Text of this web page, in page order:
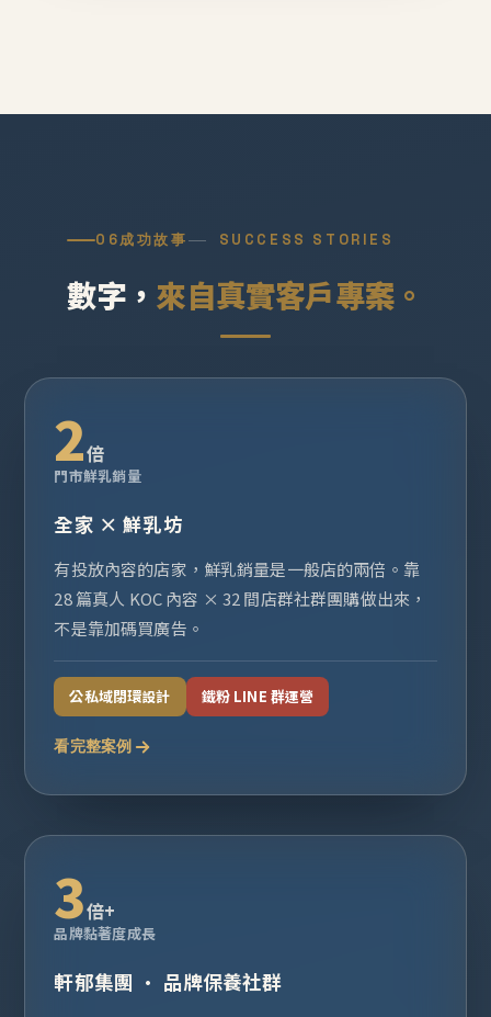
06成功故事 SUCCESS STORIES
數字， 來自真實客戶專案。
2倍
門市鮮乳銷量
全家 × 鮮乳坊
有投放內容的店家，鮮乳銷量是一般店的兩倍。靠
28 篇真人 KOC 內容 × 32 間店群社群團購做出來，
不是靠加碼買廣告。
公私域閉環設計 鐵粉 LINE 群運營
看完整案例
3倍+
品牌黏著度成長
軒郁集團 · 品牌保養社群